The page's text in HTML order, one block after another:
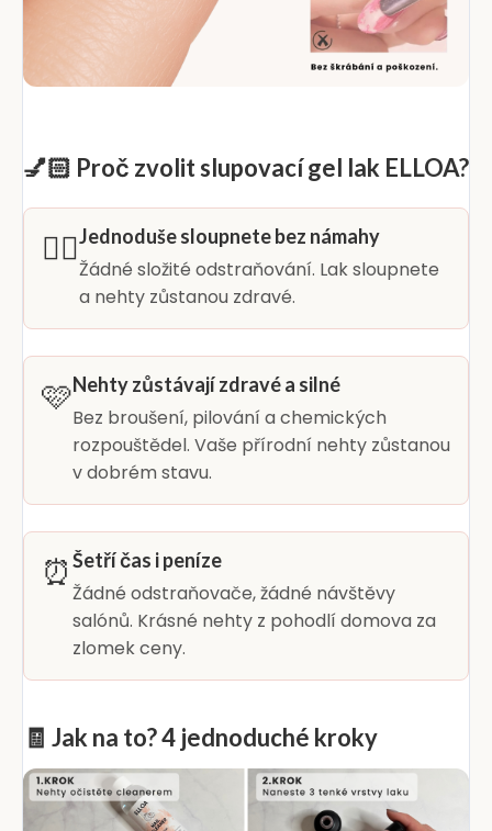
💅🏻 Proč zvolit slupovací gel lak ELLOA?
👆🏻Jednoduše sloupnete bez námahy
Žádné složité odstraňování. Lak sloupnete
a nehty zůstanou zdravé.
🩷Nehty zůstávají zdravé a silné
Bez broušení, pilování a chemických
rozpouštědel. Vaše přírodní nehty zůstanou
v dobrém stavu.
⏰ Šetří čas i peníze
Žádné odstraňovače, žádné návštěvy
salónů. Krásné nehty z pohodlí domova za
zlomek ceny.
🧾 Jak na to? 4 jednoduché kroky